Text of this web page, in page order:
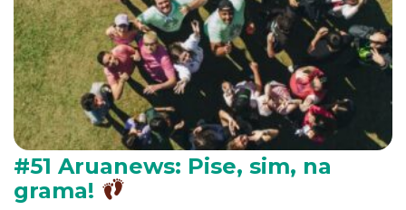
#51 Aruanews: Pise, sim, na
grama!